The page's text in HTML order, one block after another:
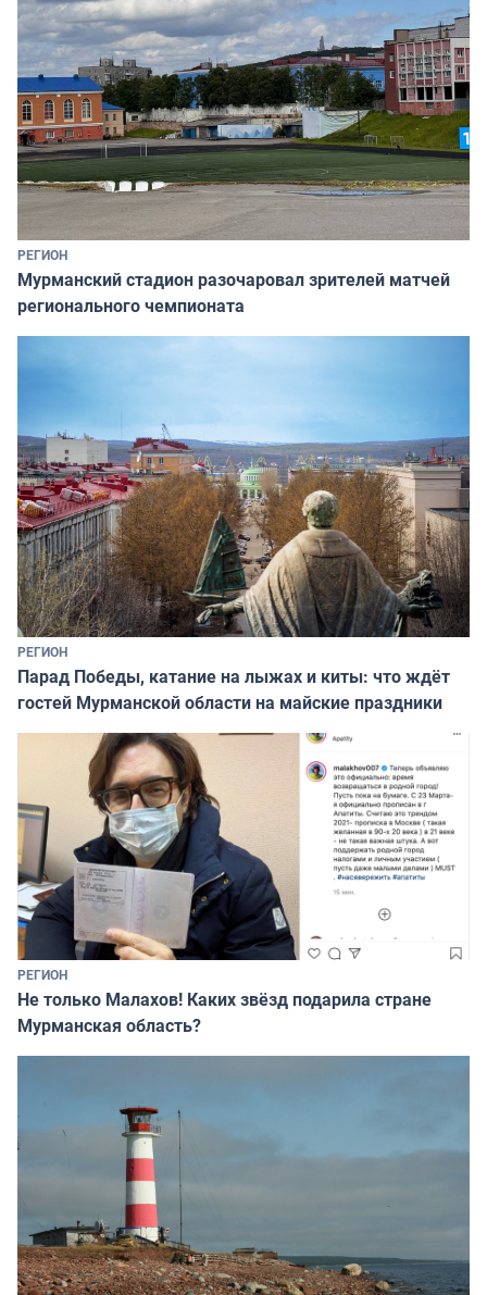
РЕГИОН
Мурманский стадион разочаровал зрителей матчей
регионального чемпионата
РЕГИОН
Парад Победы, катание на лыжах и киты: что ждёт
гостей Мурманской области на майские праздники
РЕГИОН
Не только Малахов! Каких звёзд подарила стране
Мурманская область?